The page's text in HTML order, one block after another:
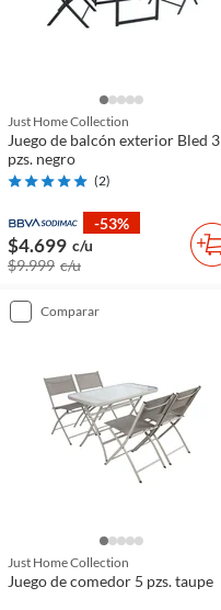
Just Home Collection
Juego de balcón exterior Bled 3
pzs. negro
(2)
-53%
$4.699 c/u
$9.999 c/u
comparar
Just Home Collection
Juego de comedor 5 pzs. taupe